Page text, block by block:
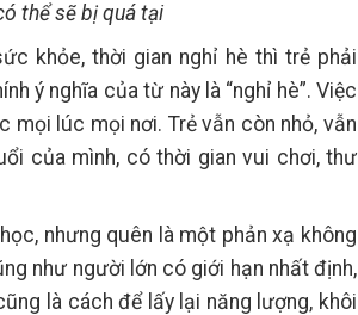
thể sẽ bị quá tại
khỏe, thời gian nghỉ hè thì trẻ phải
ý nghĩa của từ này là “nghỉ hè”. Việc
mọi lúc mọi nơi. Trẻ vẫn còn nhỏ, vẫn
của mình, có thời gian vui chơi, thư
nhưng quên là một phản xạ không
như người lớn có giới hạn nhất định,
là cách để lấy lại năng lượng, khôi